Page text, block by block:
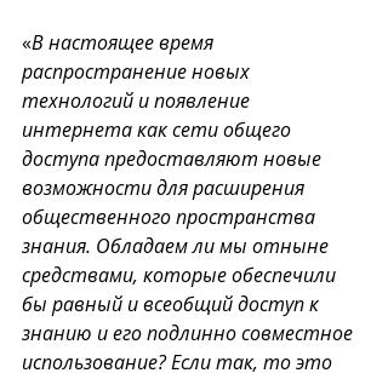
«В настоящее время
распространение новых
технологий и появление
интернета как сети общего
доступа предоставляют новые
возможности для расширения
общественного пространства
знания. Обладаем ли мы отныне
средствами, которые обеспечили
бы равный и всеобщий доступ к
знанию и его подлинно совместное
использование? Если так, то это